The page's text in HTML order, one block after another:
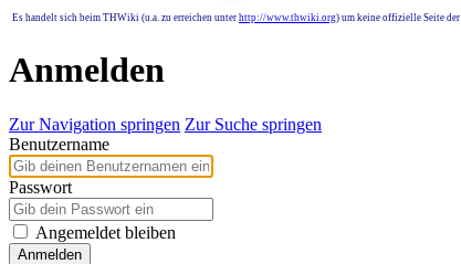
Es handelt sich beim THWiki (u.a. zu erreichen unter http://www.thwiki.org) um keine offizielle Seite der
Anmelden
Zur Navigation springen Zur Suche springen
Benutzername
Passwort
Angemeldet bleiben
Anmelden